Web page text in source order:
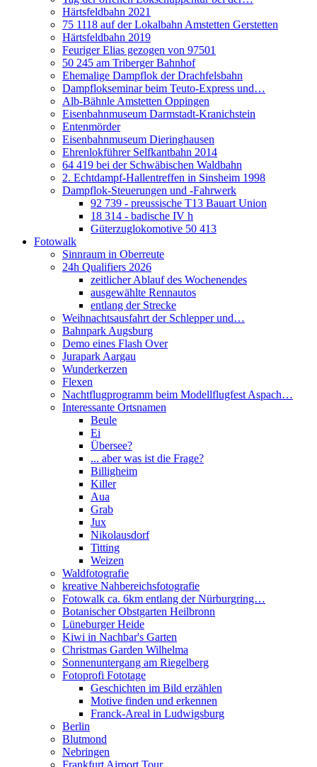
Härtsfeldbahn 2021
75 1118 auf der Lokalbahn Amstetten Gerstetten
Härtsfeldbahn 2019
Feuriger Elias gezogen von 97501
50 245 am Triberger Bahnhof
Ehemalige Dampflok der Drachfelsbahn
Dampflokseminar beim Teuto-Express und…
Alb-Bähnle Amstetten Oppingen
Eisenbahnmuseum Darmstadt-Kranichstein
Entenmörder
Eisenbahnmuseum Dieringhausen
Ehrenlokführer Selfkantbahn 2014
64 419 bei der Schwäbischen Waldbahn
2. Echtdampf-Hallentreffen in Sinsheim 1998
Dampflok-Steuerungen und -Fahrwerk
92 739 - preussische T13 Bauart Union
18 314 - badische IV h
Güterzuglokomotive 50 413
Fotowalk
Sinnraum in Oberreute
24h Qualifiers 2026
zeitlicher Ablauf des Wochenendes
ausgewählte Rennautos
entlang der Strecke
Weihnachtsausfahrt der Schlepper und…
Bahnpark Augsburg
Demo eines Flash Over
Jurapark Aargau
Wunderkerzen
Flexen
Nachtflugprogramm beim Modellflugfest Aspach…
Interessante Ortsnamen
Beule
Ei
Übersee?
... aber was ist die Frage?
Billigheim
Killer
Aua
Grab
Jux
Nikolausdorf
Titting
Weizen
Waldfotografie
kreative Nahbereichsfotografie
Fotowalk ca. 6km entlang der Nürburgring…
Botanischer Obstgarten Heilbronn
Lüneburger Heide
Kiwi in Nachbar's Garten
Christmas Garden Wilhelma
Sonnenuntergang am Riegelberg
Fotoprofi Fototage
Geschichten im Bild erzählen
Motive finden und erkennen
Franck-Areal in Ludwigsburg
Berlin
Blutmond
Nebringen
Frankfurt Airport Tour